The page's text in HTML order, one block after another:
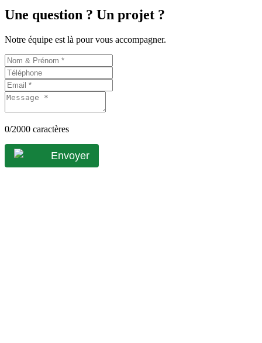
Une question ? Un projet ?
Notre équipe est là pour vous accompagner.
0/2000 caractères
Envoyer